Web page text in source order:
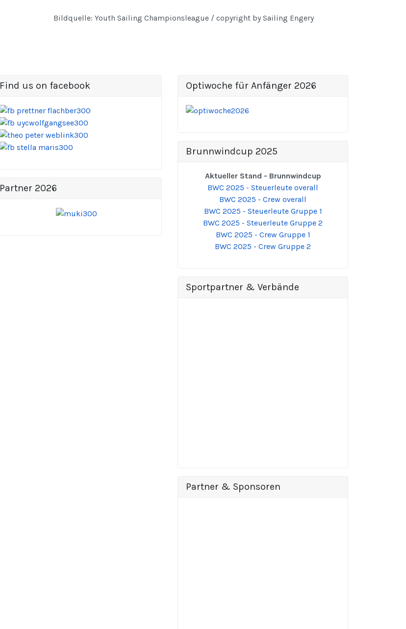
Bildquelle: Youth Sailing Championsleague / copyright by Sailing Engery
Find us on facebook
Partner 2026
Optiwoche für Anfänger 2026
Brunnwindcup 2025
Aktueller Stand - Brunnwindcup
BWC 2025 - Steuerleute overall
BWC 2025 - Crew overall
BWC 2025 - Steuerleute Gruppe 1
BWC 2025 - Steuerleute Gruppe 2
BWC 2025 - Crew Gruppe 1
BWC 2025 - Crew Gruppe 2
Sportpartner & Verbände
Partner & Sponsoren